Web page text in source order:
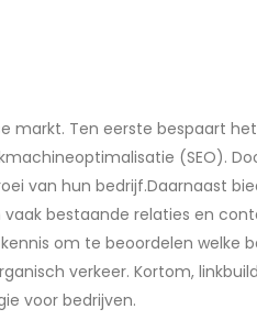
markt. Ten eerste bespaart
(SEO).
van hun bedrijf.Daarnaast
bestaande relaties en
om te beoordelen welke
verkeer. Kortom,
voor bedrijven.